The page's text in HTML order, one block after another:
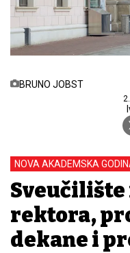
BRUNO JOBST
NOVA AKADEMSKA
Sveučilište
rektora,
dekane i